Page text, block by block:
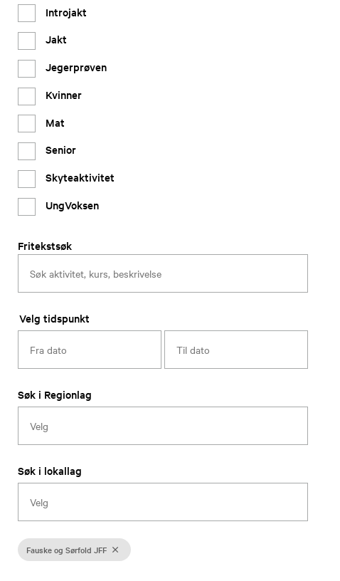
Introjakt
Jakt
Jegerprøven
Kvinner
Mat
Senior
Skyteaktivitet
UngVoksen
Fritekstsøk
Velg tidspunkt
Søk i Regionlag
Søk i lokallag
Fauske og Sørfold JFF